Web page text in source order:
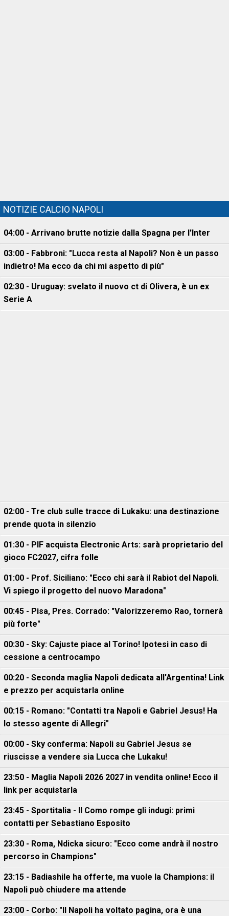
NOTIZIE CALCIO NAPOLI
04:00 - Arrivano brutte notizie dalla Spagna per l'Inter
03:00 - Fabbroni: "Lucca resta al Napoli? Non è un passo
indietro! Ma ecco da chi mi aspetto di più"
02:30 - Uruguay: svelato il nuovo ct di Olivera, è un ex
Serie A
02:00 - Tre club sulle tracce di Lukaku: una destinazione
prende quota in silenzio
01:30 - PIF acquista Electronic Arts: sarà proprietario del
gioco FC2027, cifra folle
01:00 - Prof. Siciliano: "Ecco chi sarà il Rabiot del Napoli.
Vi spiego il progetto del nuovo Maradona"
00:45 - Pisa, Pres. Corrado: "Valorizzeremo Rao, tornerà
più forte"
00:30 - Sky: Cajuste piace al Torino! Ipotesi in caso di
cessione a centrocampo
00:20 - Seconda maglia Napoli dedicata all'Argentina! Link
e prezzo per acquistarla online
00:15 - Romano: "Contatti tra Napoli e Gabriel Jesus! Ha
lo stesso agente di Allegri"
00:00 - Sky conferma: Napoli su Gabriel Jesus se
riuscisse a vendere sia Lucca che Lukaku!
23:50 - Maglia Napoli 2026 2027 in vendita online! Ecco il
link per acquistarla
23:45 - Sportitalia - Il Como rompe gli indugi: primi
contatti per Sebastiano Esposito
23:30 - Roma, Ndicka sicuro: "Ecco come andrà il nostro
percorso in Champions"
23:15 - Badiashile ha offerte, ma vuole la Champions: il
Napoli può chiudere ma attende
23:00 - Corbo: "Il Napoli ha voltato pagina, ora è una